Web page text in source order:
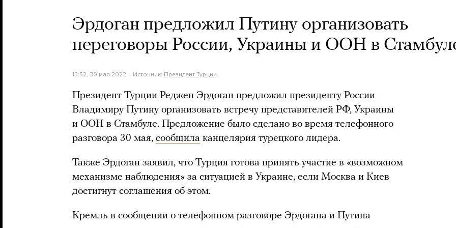
Эрдоган предложил Путину организовать
переговоры России, Украины и ООН в
15:52, 30 мая 2022 Источник: Президент Турции
Президент Турции Реджеп Эрдоган предложил президенту России
Владимиру Путину организовать встречу представителей РФ, Украины
и ООН в Стамбуле. Предложение было сделано во время телефонного
разговора 30 мая, сообщила канцелярия турецкого лидера.
Также Эрдоган заявил, что Турция готова принять участие в «возможном
механизме наблюдения» за ситуацией в Украине, если Москва и Киев
достигнут соглашения об этом.
Кремль в сообщении о телефонном разговоре Эрдогана и Путина